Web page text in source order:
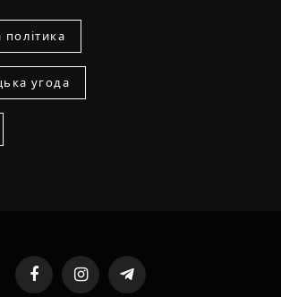
політика
угода
FacebookInstagramTelegram